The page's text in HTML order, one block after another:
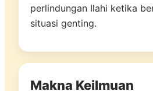
perlindungan Ilahi ketika
situasi genting.
Makna Keilmuan